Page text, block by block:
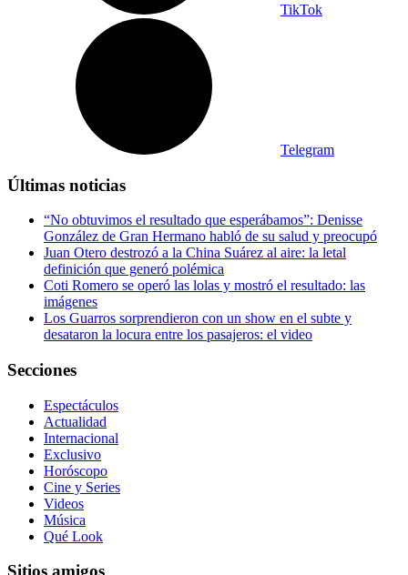
TikTok
Telegram
Últimas noticias
“No obtuvimos el resultado que esperábamos”: Denisse
González de Gran Hermano habló de su salud y preocupó
Juan Otero destrozó a la China Suárez al aire: la letal
definición que generó polémica
Coti Romero se operó las lolas y mostró el resultado: las
imágenes
Los Guarros sorprendieron con un show en el subte y
desataron la locura entre los pasajeros: el video
Secciones
Espectáculos
Actualidad
Internacional
Exclusivo
Horóscopo
Cine y Series
Videos
Música
Qué Look